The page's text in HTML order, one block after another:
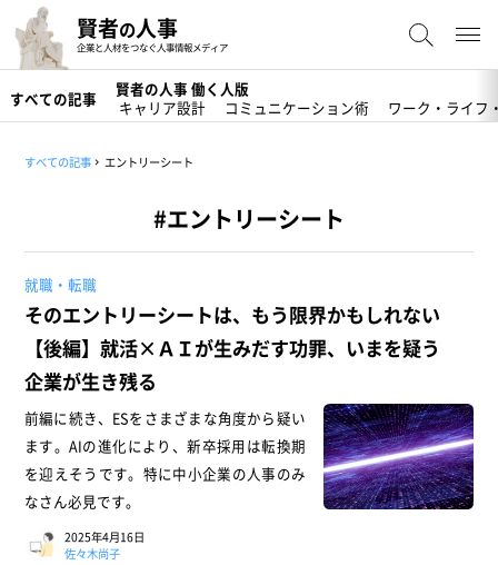
賢者の人事
企業と人材をつなぐ人事情報メディア
すべての記事
賢者の人事 働く人版
キャリア設計
コミュニケーション術 ワーク・ライフ
すべての記事 エントリーシート
#エントリーシート
就職・転職
そのエントリーシートは、もう限界かもしれない
【後編】就活×ＡＩが生みだす功罪、いまを疑う
企業が生き残る
前編に続き、ESをさまざまな角度から疑い
ます。AIの進化により、新卒採用は転換期
を迎えそうです。特に中小企業の人事のみ
なさん必見です。
2025年4月16日
佐々木尚子